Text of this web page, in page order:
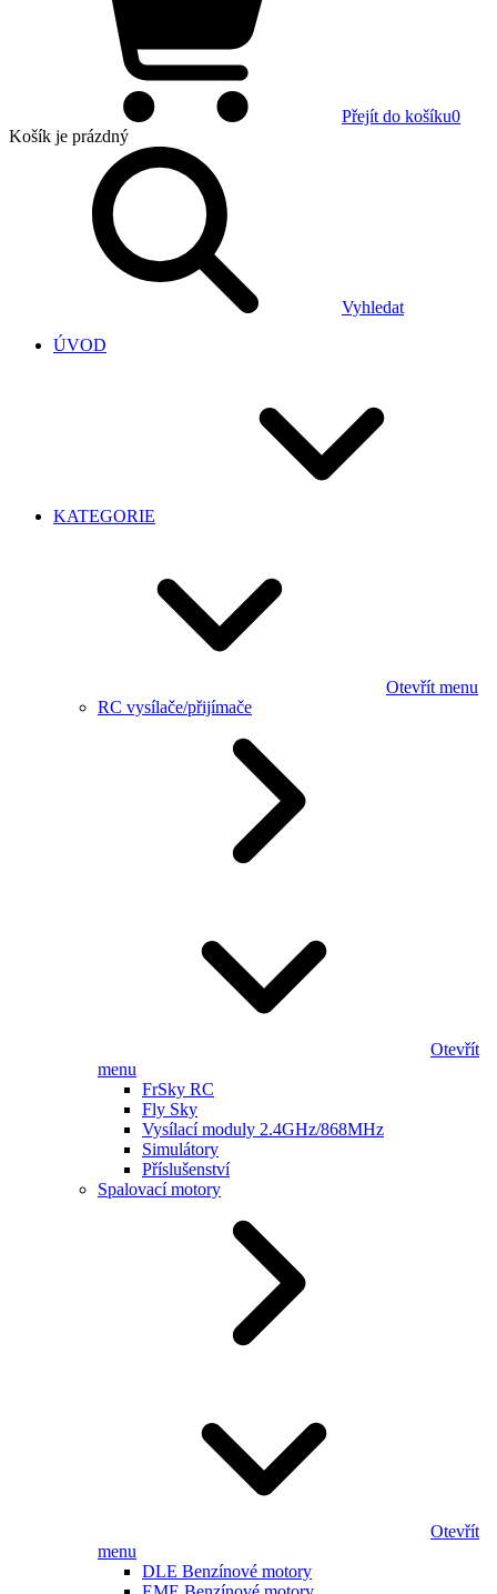
Přejít do košíku0
Košík je prázdný
Vyhledat
ÚVOD
KATEGORIE
Otevřít menu
RC vysílače/přijímače
Otevřít
menu
FrSky RC
Fly Sky
Vysílací moduly 2.4GHz/868MHz
Simulátory
Příslušenství
Spalovací motory
Otevřít
menu
DLE Benzínové motory